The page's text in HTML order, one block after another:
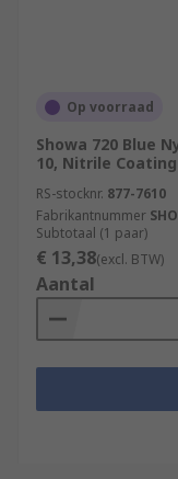
Op voorraad
Showa 720 Blue
10, Nitrile Coating
RS-stocknr. 877-7610
Fabrikantnummer
Subtotaal (1 paar)
€ 13,38(excl. BTW)
Aantal